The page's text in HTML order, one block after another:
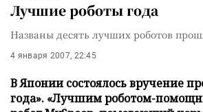
Лучшие роботы года
Названы десять лучших роботов
4 января 2007, 22:45
В Японии состоялось вручение
года». «Лучшим роботом-